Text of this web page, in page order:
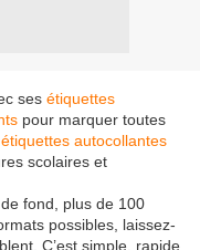
ses étiquettes
pour marquer toutes
étiquettes autocollantes
scolaires et
fond, plus de 100
possibles, laissez-
C’est simple, rapide